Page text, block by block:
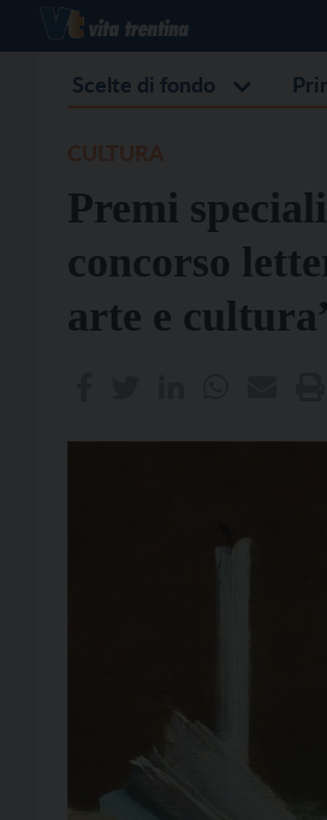
Scelte di fondo
Premi
concorso
arte e